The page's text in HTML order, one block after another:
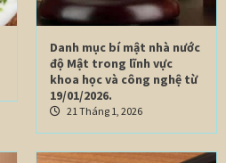
Danh mục bí mật nhà nước
độ Mật trong lĩnh vực
khoa học và công nghệ từ
19/01/2026.
21 Tháng 1, 2026